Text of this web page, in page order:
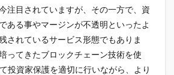
注目されていますが、その一方で、資
ある事やマージンが不透明といったよ
されているサービス形態でもありま
ってきたブロックチェーン技術を使
投資家保護を適切に行いながら、より
ンディング
ファンディング
法 非投資型クラウドファンディング
トナーズ CrowdShip Funding